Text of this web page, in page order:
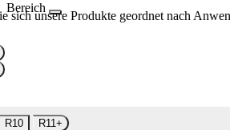
Bereich
sich unsere Produkte geordnet nach
R10
R11+